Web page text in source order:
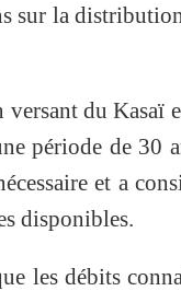
la distribution
versant du Kasaï
période de 30
et a
disponibles.
les débits